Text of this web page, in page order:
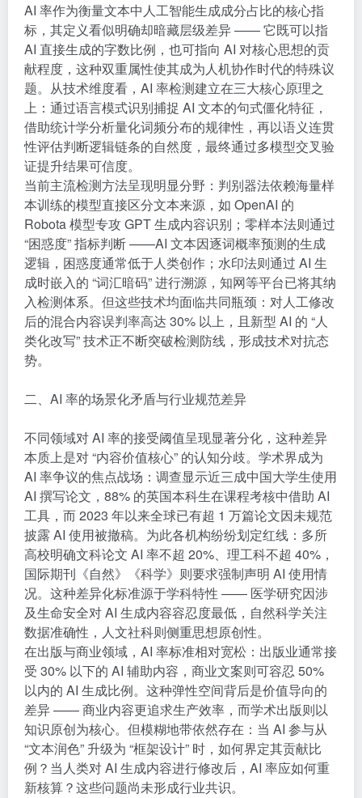
AI 率作为衡量文本中人工智能生成成分占比的核心指
标，其定义看似明确却暗藏层级差异 —— 它既可以指
AI 直接生成的字数比例，也可指向 AI 对核心思想的贡
献程度，这种双重属性使其成为人机协作时代的特殊议
题。从技术维度看，AI 率检测建立在三大核心原理之
上：通过语言模式识别捕捉 AI 文本的句式僵化特征，
借助统计学分析量化词频分布的规律性，再以语义连贯
性评估判断逻辑链条的自然度，最终通过多模型交叉验
证提升结果可信度。
当前主流检测方法呈现明显分野：判别器法依赖海量样
本训练的模型直接区分文本来源，如 OpenAI 的
Robota 模型专攻 GPT 生成内容识别；零样本法则通过
“困惑度” 指标判断 ——AI 文本因逐词概率预测的生成
逻辑，困惑度通常低于人类创作；水印法则通过 AI 生
成时嵌入的 “词汇暗码” 进行溯源，知网等平台已将其纳
入检测体系。但这些技术均面临共同瓶颈：对人工修改
后的混合内容误判率高达 30% 以上，且新型 AI 的 “人
类化改写” 技术正不断突破检测防线，形成技术对抗态
势。
二、AI 率的场景化矛盾与行业规范差异
不同领域对 AI 率的接受阈值呈现显著分化，这种差异
本质上是对 “内容价值核心” 的认知分歧。学术界成为
AI 率争议的焦点战场：调查显示近三成中国大学生使用
AI 撰写论文，88% 的英国本科生在课程考核中借助 AI
工具，而 2023 年以来全球已有超 1 万篇论文因未规范
披露 AI 使用被撤稿。为此各机构纷纷划定红线：多所
高校明确文科论文 AI 率不超 20%、理工科不超 40%，
国际期刊《自然》《科学》则要求强制声明 AI 使用情
况。这种差异化标准源于学科特性 —— 医学研究因涉
及生命安全对 AI 生成内容容忍度最低，自然科学关注
数据准确性，人文社科则侧重思想原创性。
在出版与商业领域，AI 率标准相对宽松：出版业通常接
受 30% 以下的 AI 辅助内容，商业文案则可容忍 50%
以内的 AI 生成比例。这种弹性空间背后是价值导向的
差异 —— 商业内容更追求生产效率，而学术出版则以
知识原创为核心。但模糊地带依然存在：当 AI 参与从
“文本润色” 升级为 “框架设计” 时，如何界定其贡献比
例？当人类对 AI 生成内容进行修改后，AI 率应如何重
新核算？这些问题尚未形成行业共识。